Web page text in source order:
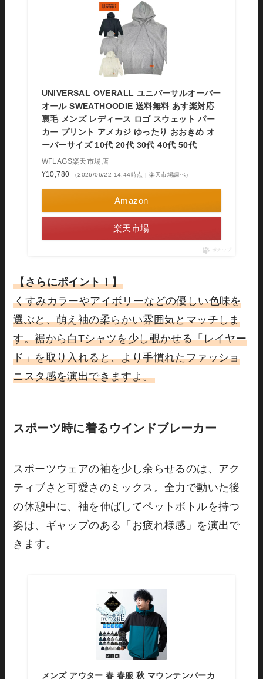
UNIVERSAL OVERALL ユニバーサルオーバー
オール SWEATHOODIE 送料無料 あす楽対応
裏毛 メンズ レディース ロゴ スウェット パー
カー プリント アメカジ ゆったり おおきめ オ
ーバーサイズ 10代 20代 30代 40代 50代
WFLAGS楽天市場店
¥10,780
（2026/06/22 14:44時点 | 楽天市場調べ）
Amazon
楽天市場
ポチップ
【さらにポイント！】
くすみカラーやアイボリーなどの優しい色味を
選ぶと、萌え袖の柔らかい雰囲気とマッチしま
す。裾から白Tシャツを少し覗かせる「レイヤー
ド」を取り入れると、より手慣れたファッショ
ニスタ感を演出できますよ。
スポーツ時に着るウインドブレーカー
スポーツウェアの袖を少し余らせるのは、アク
ティブさと可愛さのミックス。全力で動いた後
の休憩中に、袖を伸ばしてペットボトルを持つ
姿は、ギャップのある「お疲れ様感」を演出で
きます。
メンズ アウター 春 春服 秋 マウンテンパーカ